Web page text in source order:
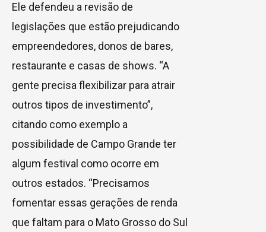
Ele defendeu a revisão de
legislações que estão prejudicando
empreendedores, donos de bares,
restaurante e casas de shows. “A
gente precisa flexibilizar para atrair
outros tipos de investimento”,
citando como exemplo a
possibilidade de Campo Grande ter
algum festival como ocorre em
outros estados. “Precisamos
fomentar essas gerações de renda
que faltam para o Mato Grosso do Sul